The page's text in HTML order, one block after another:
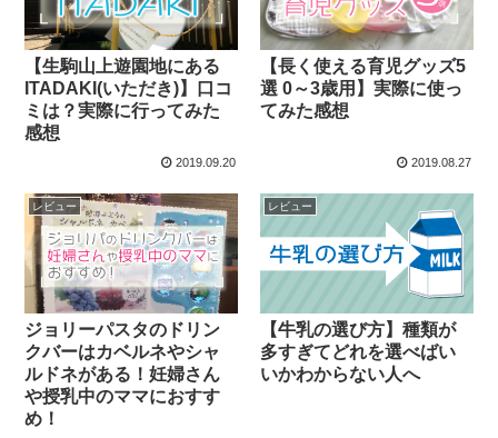
【生駒山上遊園地にある
ITADAKI(いただき)】口コ
ミは？実際に行ってみた
感想
2019.09.20
【長く使える育児グッズ5
選 0～3歳用】実際に使っ
てみた感想
2019.08.27
レビュー
ジョリーパスタのドリン
クバーはカベルネやシャ
ルドネがある！妊婦さん
や授乳中のママにおすす
め！
レビュー
【牛乳の選び方】種類が
多すぎてどれを選べばい
いかわからない人へ